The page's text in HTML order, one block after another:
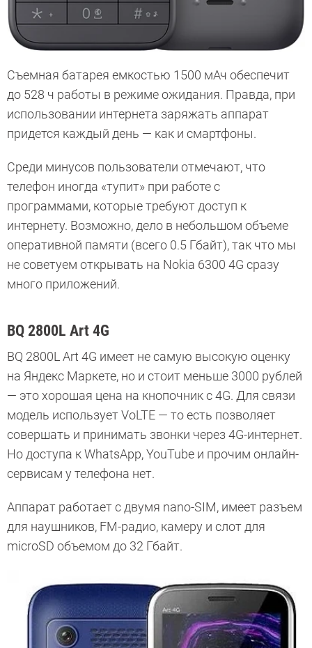
Съемная батарея емкостью 1500 мАч обеспечит
до 528 ч работы в режиме ожидания. Правда, при
использовании интернета заряжать аппарат
придется каждый день — как и смартфоны.
Среди минусов пользователи отмечают, что
телефон иногда «тупит» при работе с
программами, которые требуют доступ к
интернету. Возможно, дело в небольшом объеме
оперативной памяти (всего 0.5 Гбайт), так что мы
не советуем открывать на Nokia 6300 4G сразу
много приложений.
BQ 2800L Art 4G
BQ 2800L Art 4G имеет не самую высокую оценку
на Яндекс Маркете, но и стоит меньше 3000 рублей
— это хорошая цена на кнопочник с 4G. Для связи
модель использует VoLTE — то есть позволяет
совершать и принимать звонки через 4G-интернет.
Но доступа к WhatsApp, YouTube и прочим онлайн-
сервисам у телефона нет.
Аппарат работает с двумя nano-SIM, имеет разъем
для наушников, FM-радио, камеру и слот для
microSD объемом до 32 Гбайт.